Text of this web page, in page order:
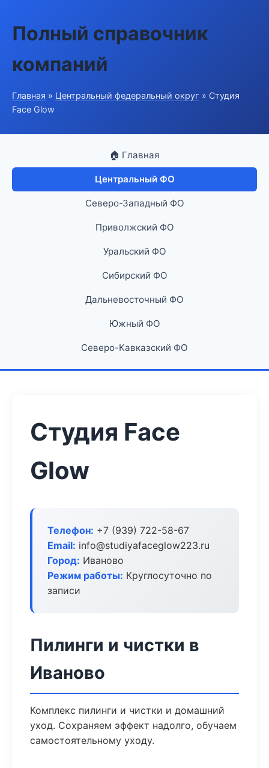
Полный справочник
компаний
Главная » Центральный федеральный округ » Студия
Face Glow
🏠 Главная
Центральный ФО
Северо-Западный ФО
Приволжский ФО
Уральский ФО
Сибирский ФО
Дальневосточный ФО
Южный ФО
Северо-Кавказский ФО
Студия Face
Glow
Телефон: +7 (939) 722-58-67
Email: info@studiyafaceglow223.ru
Город: Иваново
Режим работы: Круглосуточно по
записи
Пилинги и чистки в
Иваново
Комплекс пилинги и чистки и домашний
уход. Сохраняем эффект надолго, обучаем
самостоятельному уходу.